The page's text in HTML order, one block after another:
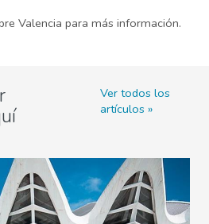
Valencia para más información.
Ver todos los
artículos